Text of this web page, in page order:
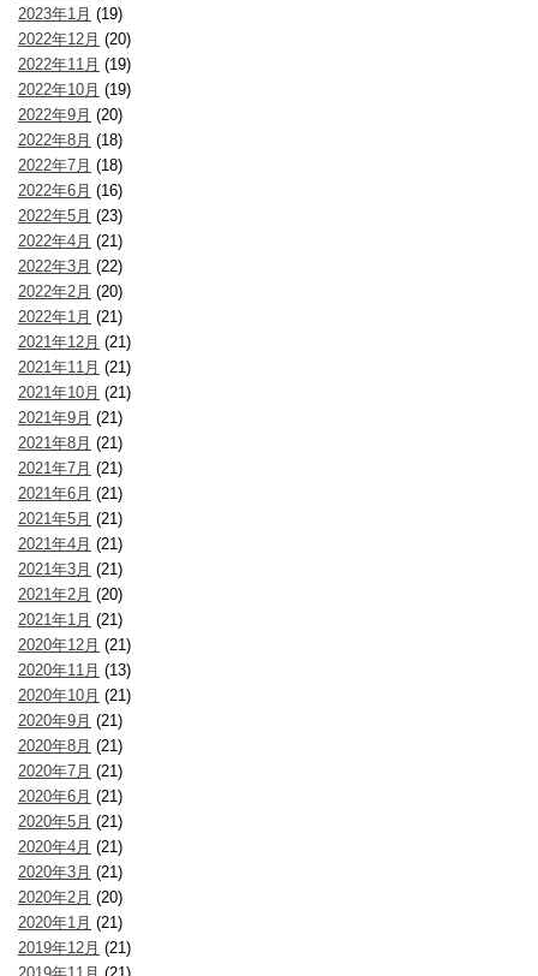
2023年1月 (19)
2022年12月 (20)
2022年11月 (19)
2022年10月 (19)
2022年9月 (20)
2022年8月 (18)
2022年7月 (18)
2022年6月 (16)
2022年5月 (23)
2022年4月 (21)
2022年3月 (22)
2022年2月 (20)
2022年1月 (21)
2021年12月 (21)
2021年11月 (21)
2021年10月 (21)
2021年9月 (21)
2021年8月 (21)
2021年7月 (21)
2021年6月 (21)
2021年5月 (21)
2021年4月 (21)
2021年3月 (21)
2021年2月 (20)
2021年1月 (21)
2020年12月 (21)
2020年11月 (13)
2020年10月 (21)
2020年9月 (21)
2020年8月 (21)
2020年7月 (21)
2020年6月 (21)
2020年5月 (21)
2020年4月 (21)
2020年3月 (21)
2020年2月 (20)
2020年1月 (21)
2019年12月 (21)